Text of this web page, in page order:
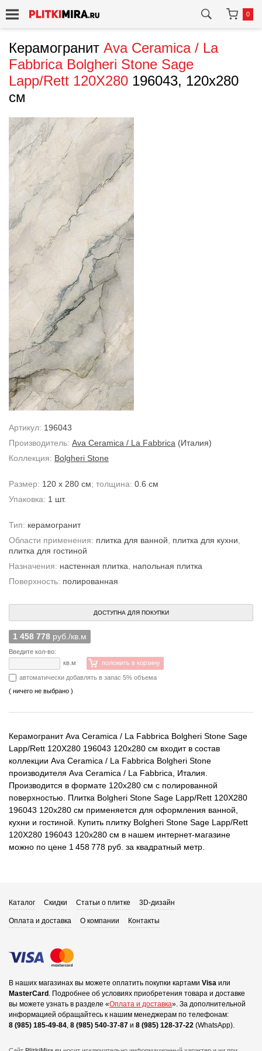
0
Керамогранит Ava Ceramica / La
Fabbrica Bolgheri Stone Sage
Lapp/Rett 120Х280 196043, 120x280
см
Артикул: 196043
Производитель: Ava Ceramica / La Fabbrica (Италия)
Коллекция: Bolgheri Stone
Размер: 120 x 280 см; толщина: 0.6 см
Упаковка: 1 шт.
Тип: керамогранит
Области применения: плитка для ванной плитка для кухни
плитка для гостиной
Назначения: настенная плитка
напольная плитка
Поверхность: полированная
ДОСТУПНА ДЛЯ ПОКУПКИ
1 458 778 руб./кв.м
Введите кол-во:
кв.м
положить в корзину
автоматически добавлять в запас 5% объема
( ничего не выбрано )
Керамогранит Ava Ceramica / La Fabbrica Bolgheri Stone Sage
Lapp/Rett 120Х280 196043 120x280 см входит в состав
коллекции Ava Ceramica / La Fabbrica Bolgheri Stone
производителя Ava Ceramica / La Fabbrica, Италия.
Производится в формате 120x280 см с полированной
поверхностью. Плитка Bolgheri Stone Sage Lapp/Rett 120Х280
196043 120x280 см применяется для оформления ванной,
кухни и гостиной. Купить плитку Bolgheri Stone Sage Lapp/Rett
120Х280 196043 120x280 см в нашем интернет-магазине
можно по цене 1 458 778 руб. за квадратный метр.
Каталог Скидки Статьи о плитке 3D-дизайн
Оплата и доставка О компании Контакты
В наших магазинах вы можете оплатить покупки картами Visa или
MasterCard . Подробнее об условиях приобретения товара и доставке
вы можете узнать в разделе «Оплата и доставка». За дополнительной
информацией обращайтесь к нашим менеджерам по телефонам:
8 (985) 185-49-84, 8 (985) 540-37-87 и 8 (985) 128-37-22 (WhatsApp).